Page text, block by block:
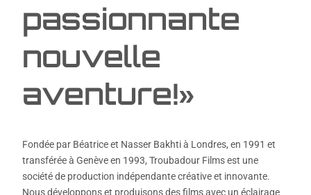
passionnante
nouvelle
aventure!»
Fondée par Béatrice et Nasser Bakhti à Londres, en 1991 et
transférée à Genève en 1993, Troubadour Films est une
société de production indépendante créative et innovante.
Nous développons et produisons des films avec un éclairage